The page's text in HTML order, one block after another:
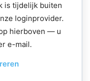
is tijdelijk buiten
loginprovider.
hierboven — u
e-mail.